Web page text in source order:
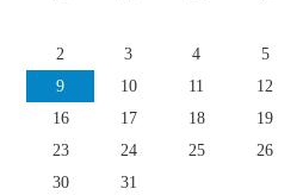
2
3 4 5
9
10 11 12
16
17 18 19
23
24 25 26
30
31